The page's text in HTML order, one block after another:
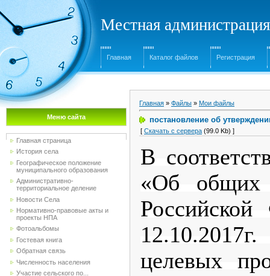
Местная
Главная Каталог файлов Регистрация
Меню сайта
Главная страница
История села
Географическое положение
муниципального образования
Административно-
территориальное деление
Новости Села
Нормативно-правовые акты и
проекты НПА
Фотоальбомы
Гостевая книга
Обратная связь
Численность населения
Участие сельского по...
Главная » Файлы » Мои файлы
постановление об
[ Скачать с сервера (99.0 Kb) ]
В
«Об общих
целевых